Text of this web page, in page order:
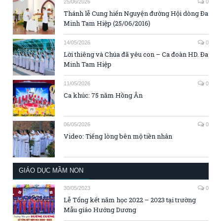
25/06/2026 0
Thánh lễ Cung hiến Nguyện đường Hội dòng Đa
Minh Tam Hiệp (25/06/2016)
14/05/2026 0
Lời thiêng và Chúa đã yêu con – Ca đoàn HD. Đa
Minh Tam Hiệp
11/05/2026 0
Ca khúc: 75 năm Hồng Ân
06/05/2026 0
Video: Tiếng lòng bên mộ tiền nhân
GIÁO DỤC MẦM NON
30/05/2023 0
Lễ Tổng kết năm học 2022 – 2023 tại trường
Mẫu giáo Hướng Dương